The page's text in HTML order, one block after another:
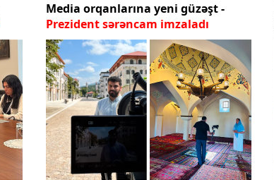
Media orqanlarına yeni güzəşt -
Prezident sərəncam imzaladı